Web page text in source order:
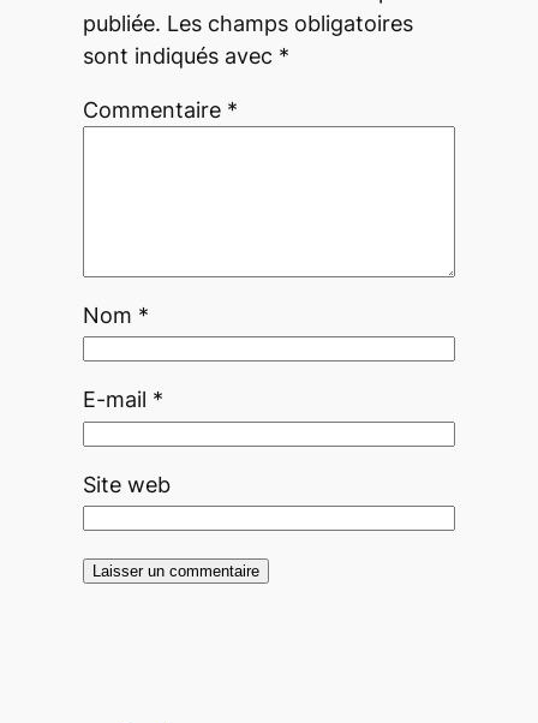
publiée. Les champs obligatoires
sont indiqués avec *
Commentaire *
Nom *
E-mail *
Site web